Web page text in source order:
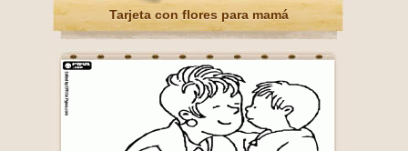
Tarjeta con flores para mamá